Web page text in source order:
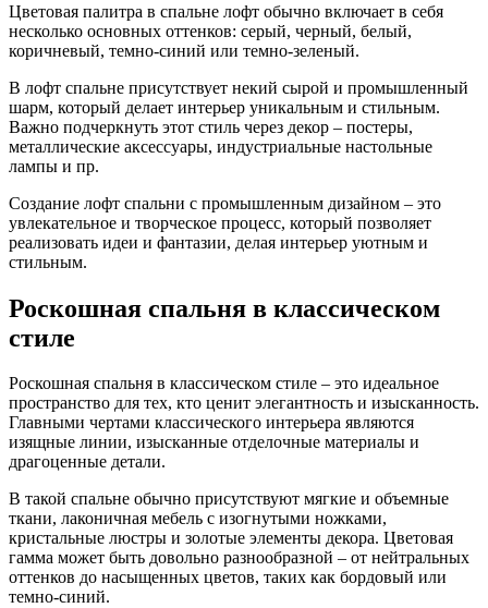
Цветовая палитра в спальне лофт обычно включает в себя
несколько основных оттенков: серый, черный, белый,
коричневый, темно-синий или темно-зеленый.
В лофт спальне присутствует некий сырой и промышленный
шарм, который делает интерьер уникальным и стильным.
Важно подчеркнуть этот стиль через декор – постеры,
металлические аксессуары, индустриальные настольные
лампы и пр.
Создание лофт спальни с промышленным дизайном – это
увлекательное и творческое процесс, который позволяет
реализовать идеи и фантазии, делая интерьер уютным и
стильным.
Роскошная спальня в классическом
стиле
Роскошная спальня в классическом стиле – это идеальное
пространство для тех, кто ценит элегантность и изысканность.
Главными чертами классического интерьера являются
изящные линии, изысканные отделочные материалы и
драгоценные детали.
В такой спальне обычно присутствуют мягкие и объемные
ткани, лаконичная мебель с изогнутыми ножками,
кристальные люстры и золотые элементы декора. Цветовая
гамма может быть довольно разнообразной – от нейтральных
оттенков до насыщенных цветов, таких как бордовый или
темно-синий.